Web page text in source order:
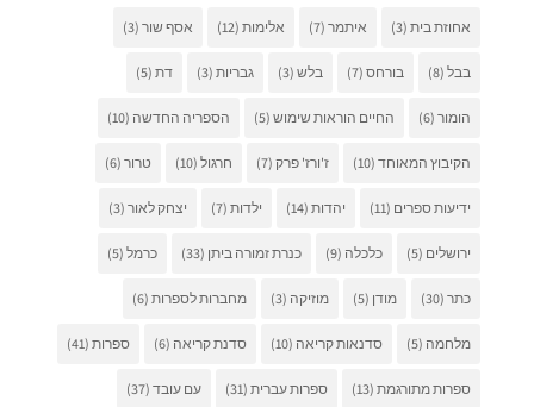
אחוזת בית(3) איתמר(7) אלימות(12) אסף שור(3)
בבל(8) בורחס(7) בלש(3) גבריות(3) דת(5)
הומור(6) החיים הוראות שימוש(5) הספריה החדשה (10)
הקיבוץ המאוחד(10) ז'ורז' פרק(7) חרגול(10) טרור(6)
ידיעות ספרים (11) יהדות(14) ילדות(7) יצחק לאור(3)
ירושלים (5) כלכלה (9) כנרת זמורה ביתן (33) כרמל(5)
כתר(30) מודן (5) מוזיקה (3) מחברות לספרות(6)
מלחמה (5) סדנאות קריאה (10) סדנת קריאה (6) ספרות(41)
ספרות מתורגמת(13) ספרות עברית(31) עם עובד(37)